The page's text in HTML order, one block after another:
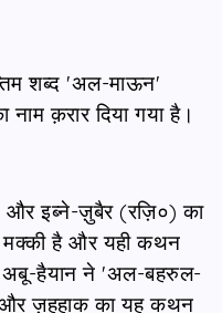
शब्द 'अल-माऊन'
क़रार दिया गया है।
और इब्ने-ज़ुबैर (रज़ि०) का
है और यही कथन
अबू-हैयान ने 'अल-बहरुल-
और ज़हहाक का यह कथन